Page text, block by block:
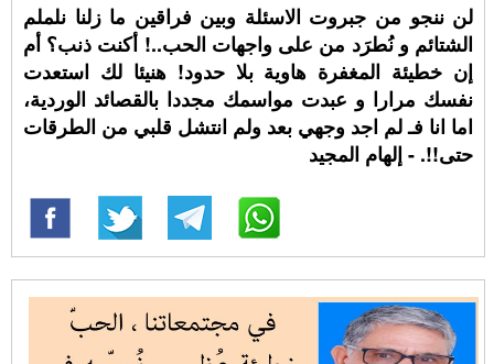
لن ننجو من جبروت الاسئلة وبين فراقين ما زلنا نلملم
الشتائم و نُطرَد من على واجهات الحب..! أكنت ذنب؟ أم
إن خطيئة المغفرة هاوية بلا حدود! هنيئا لك استعدت
نفسك مرارا و عبدت مواسمك مجددا بالقصائد الوردية،
اما انا فـ لم اجد وجهي بعد ولم انتشل قلبي من الطرقات
حتى!!. - إلهام المجيد